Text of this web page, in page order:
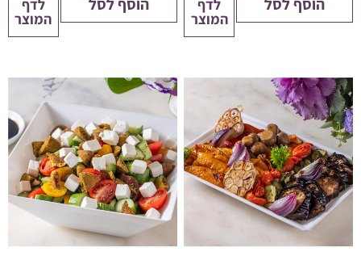
הוסף לסל לדף
המוצר
הוסף לסל לדף
המוצר